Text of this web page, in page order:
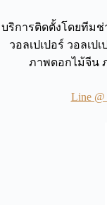
บริการติดตั้งโดยทีมช่
วอลเปเปอร์ วอลเป
ภาพดอกไม้จีน
Line @